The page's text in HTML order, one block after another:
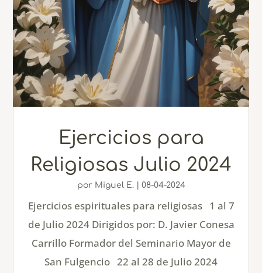
Ejercicios para
Religiosas Julio 2024
por Miguel E.| 08-04-2024
Ejercicios espirituales para religiosas 1 al 7
de Julio 2024 Dirigidos por: D. Javier Conesa
Carrillo Formador del Seminario Mayor de
San Fulgencio 22 al 28 de Julio 2024